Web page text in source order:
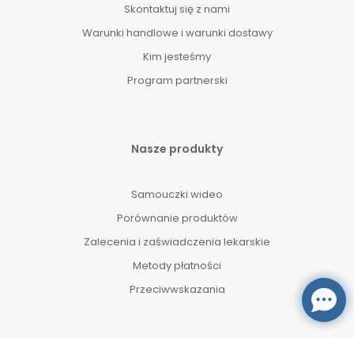
Skontaktuj się z nami
Warunki handlowe i warunki dostawy
Kim jesteśmy
Program partnerski
Nasze produkty
Samouczki wideo
Porównanie produktów
Zalecenia i zaświadczenia lekarskie
Metody płatności
Przeciwwskazania